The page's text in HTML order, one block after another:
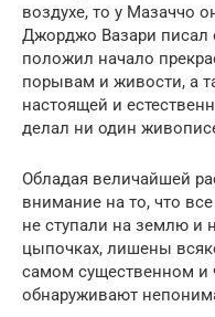
воздухе, то у Мазаччо
Джорджо Вазари писал
положил начало
порывам и живости, а
настоящей и
делал ни один
Обладая величайшей
внимание на то, что
не ступали на землю и
цыпочках, лишены
самом существенном и
обнаруживают